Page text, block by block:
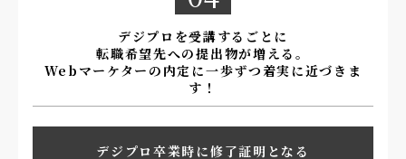
アンカー株式会社
ファンネルアド株式会社
ゲンダイエージェンシー株式会社
株式会社ロカリオ
デジプロを受講するごとに
転職希望先への提出物が増える。
Webマーケターの内定に一歩ずつ着実に近づきま
す！
デジプロ卒業時に修了証明となる